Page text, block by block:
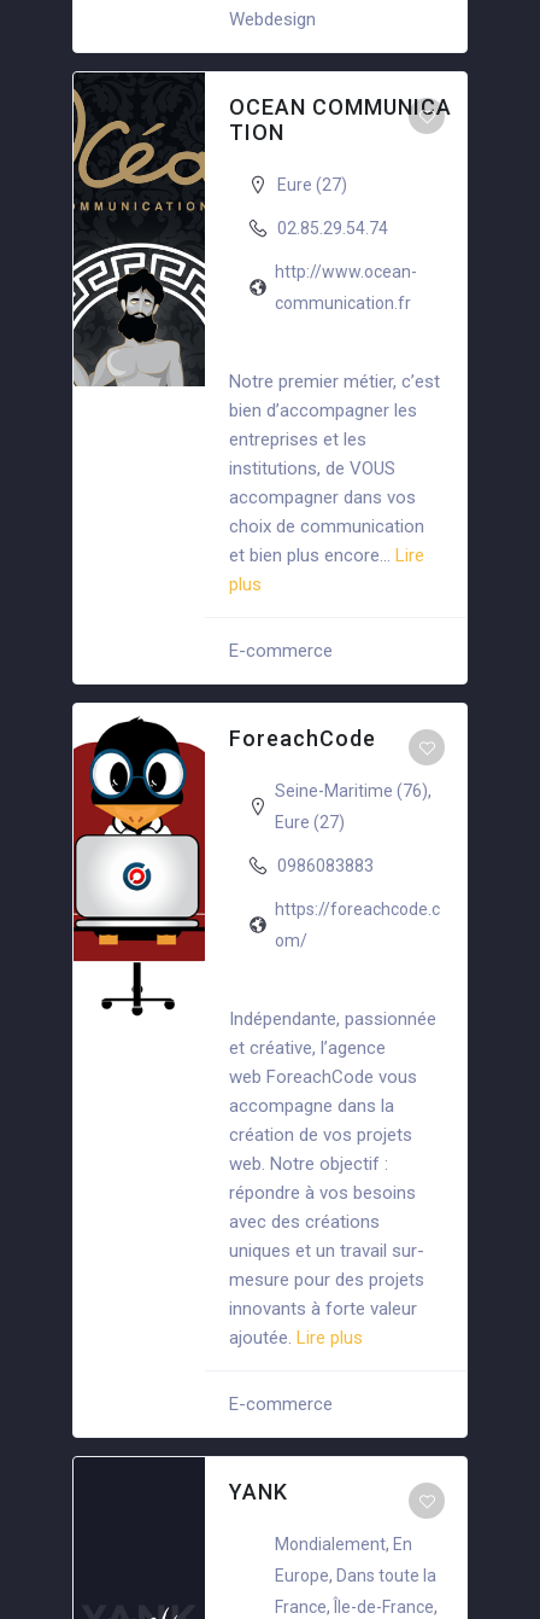
Webdesign
OCEAN COMMUNICA
TION
Eure (27)
02.85.29.54.74
http://www.ocean-
communication.fr
Notre premier métier, c’est
bien d’accompagner les
entreprises et les
institutions, de VOUS
accompagner dans vos
choix de communication
et bien plus encore… Lire
plus
E-commerce
ForeachCode
Seine-Maritime (76),
Eure (27)
0986083883
https://foreachcode.c
om/
Indépendante, passionnée
et créative, l’agence
web ForeachCode vous
accompagne dans la
création de vos projets
web. Notre objectif :
répondre à vos besoins
avec des créations
uniques et un travail sur-
mesure pour des projets
innovants à forte valeur
ajoutée. Lire plus
E-commerce
YANK
Mondialement, En
Europe, Dans toute la
France, Île-de-France,